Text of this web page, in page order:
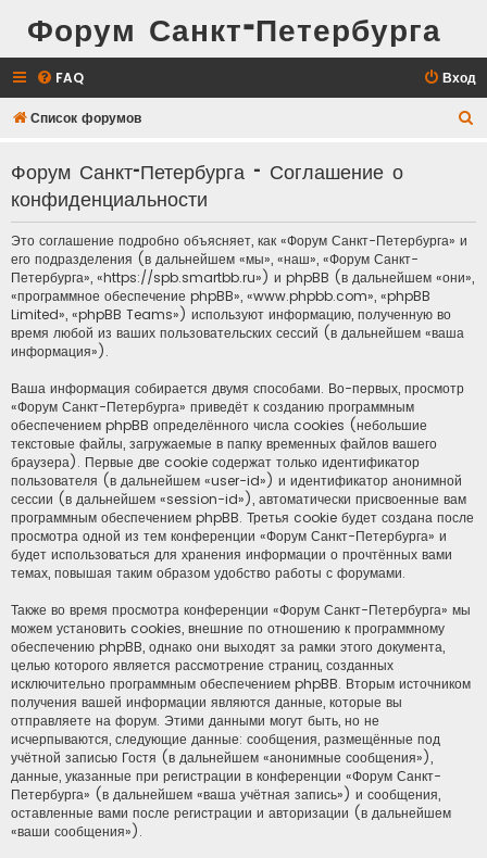
Форум Санкт-Петербурга
FAQ Вход
Список форумов
Форум Санкт-Петербурга - Соглашение о
конфиденциальности
Это соглашение подробно объясняет, как «Форум Санкт-Петербурга» и
его подразделения (в дальнейшем «мы», «наш», «Форум Санкт-
Петербурга», «https://spb.smartbb.ru») и phpBB (в дальнейшем «они»,
«программное обеспечение phpBB», «www.phpbb.com», «phpBB
Limited», «phpBB Teams») используют информацию, полученную во
время любой из ваших пользовательских сессий (в дальнейшем «ваша
информация»).
Ваша информация собирается двумя способами. Во-первых, просмотр
«Форум Санкт-Петербурга» приведёт к созданию программным
обеспечением phpBB определённого числа cookies (небольшие
текстовые файлы, загружаемые в папку временных файлов вашего
браузера). Первые две cookie содержат только идентификатор
пользователя (в дальнейшем «user-id») и идентификатор анонимной
сессии (в дальнейшем «session-id»), автоматически присвоенные вам
программным обеспечением phpBB. Третья cookie будет создана после
просмотра одной из тем конференции «Форум Санкт-Петербурга» и
будет использоваться для хранения информации о прочтённых вами
темах, повышая таким образом удобство работы с форумами.
Также во время просмотра конференции «Форум Санкт-Петербурга» мы
можем установить cookies, внешние по отношению к программному
обеспечению phpBB, однако они выходят за рамки этого документа,
целью которого является рассмотрение страниц, созданных
исключительно программным обеспечением phpBB. Вторым источником
получения вашей информации являются данные, которые вы
отправляете на форум. Этими данными могут быть, но не
исчерпываются, следующие данные: сообщения, размещённые под
учётной записью Гостя (в дальнейшем «анонимные сообщения»),
данные, указанные при регистрации в конференции «Форум Санкт-
Петербурга» (в дальнейшем «ваша учётная запись») и сообщения,
оставленные вами после регистрации и авторизации (в дальнейшем
«ваши сообщения»).